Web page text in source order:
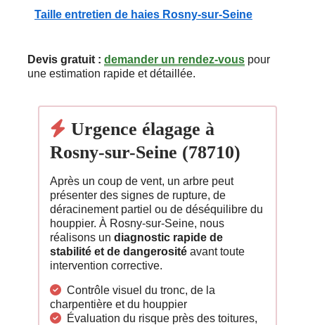
Taille entretien de haies Rosny-sur-Seine
Devis gratuit : demander un rendez-vous pour
une estimation rapide et détaillée.
Urgence élagage à
Rosny-sur-Seine (78710)
Après un coup de vent, un arbre peut
présenter des signes de rupture, de
déracinement partiel ou de déséquilibre du
houppier. À Rosny-sur-Seine, nous
réalisons un diagnostic rapide de
stabilité et de dangerosité avant toute
intervention corrective.
Contrôle visuel du tronc, de la
charpentière et du houppier
Évaluation du risque près des toitures,